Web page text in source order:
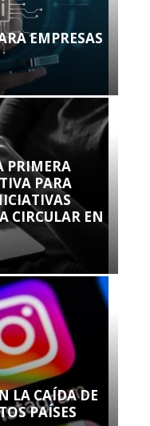
EMPRESAS
PRIMERA
PARA
CIRCULAR EN
LA CAÍDA DE
PAÍSES